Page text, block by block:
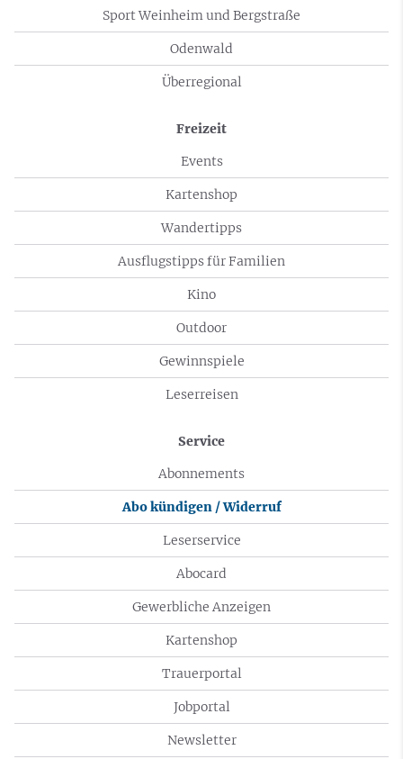
Sport Weinheim und Bergstraße
Odenwald
Überregional
Freizeit
Events
Kartenshop
Wandertipps
Ausflugstipps für Familien
Kino
Outdoor
Gewinnspiele
Leserreisen
Service
Abonnements
Abo kündigen / Widerruf
Leserservice
Abocard
Gewerbliche Anzeigen
Kartenshop
Trauerportal
Jobportal
Newsletter